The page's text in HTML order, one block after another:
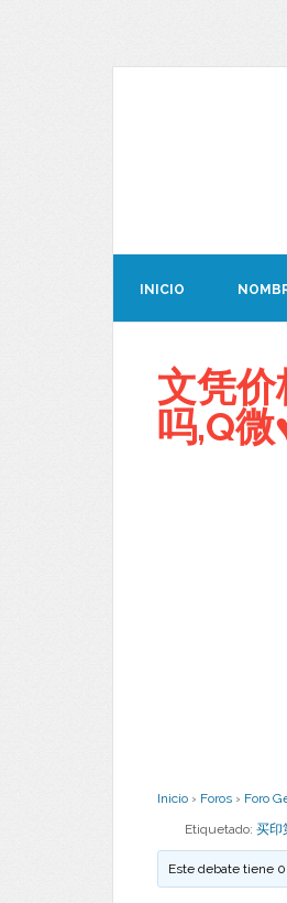
INICIO
文凭
吗,Q
Inicio › Foros › Foro
Etiquetado: 买印
Este debate tiene